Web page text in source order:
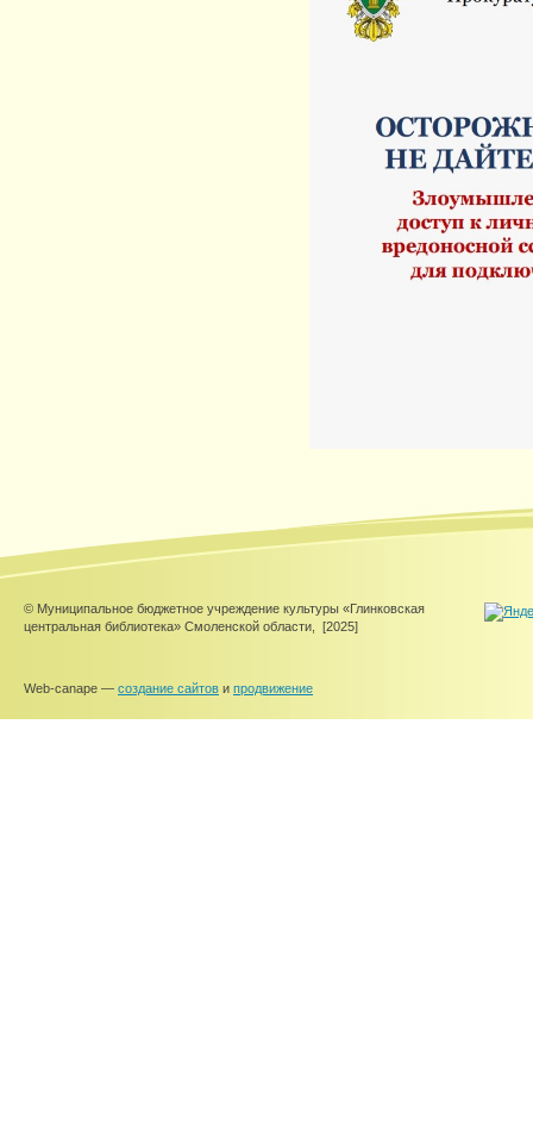
© Муниципальное бюджетное учреждение культуры «Глинковская
центральная библиотека» Смоленской области,
[2025]
Web-canape — создание сайтов и продвижение